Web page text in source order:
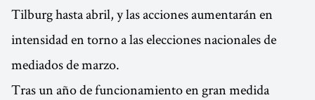
Tilburg hasta abril, y las acciones aumentarán en
intensidad en torno a las elecciones nacionales de
mediados de marzo.
Tras un año de funcionamiento en gran medida